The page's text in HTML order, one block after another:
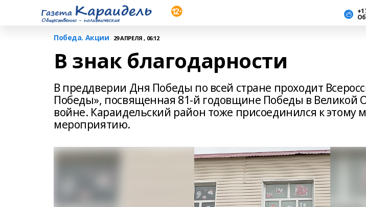
Победа. Акции 29 АПРЕЛЯ , 06:12
В знак благодарности
В преддверии Дня Победы по всей стране проходит
Победы», посвященная 81-й годовщине Победы в Великой
войне. Караидельский район тоже присоединился к этому
мероприятию.